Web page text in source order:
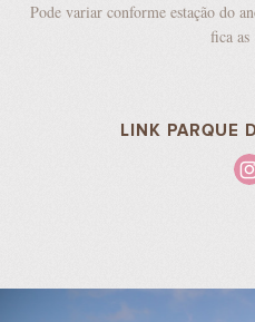
Pode variar conforme estação do
fica as
LINK PARQUE